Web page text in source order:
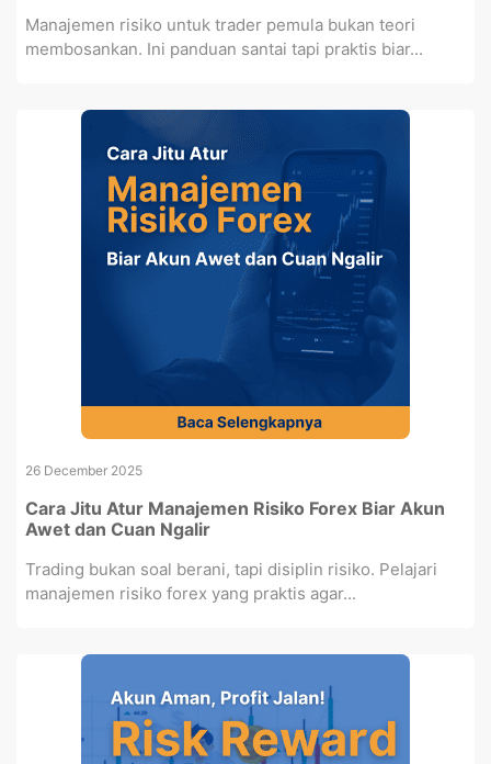
Manajemen risiko untuk trader pemula bukan teori
membosankan. Ini panduan santai tapi praktis biar...
26 December 2025
Cara Jitu Atur Manajemen Risiko Forex Biar Akun
Awet dan Cuan Ngalir
Trading bukan soal berani, tapi disiplin risiko. Pelajari
manajemen risiko forex yang praktis agar...